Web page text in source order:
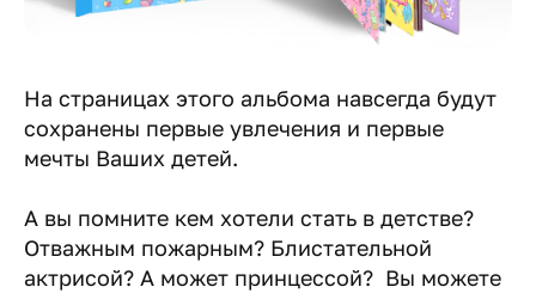
На страницах этого альбома навсегда будут
сохранены первые увлечения и первые
мечты Ваших детей.
А вы помните кем хотели стать в детстве?
Отважным пожарным? Блистательной
актрисой? А может принцессой? Вы можете